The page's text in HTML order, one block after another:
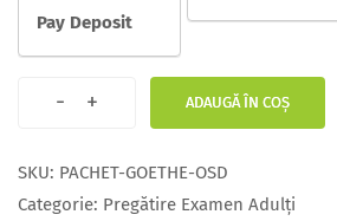
Pay Deposit
- + ADAUGĂ ÎN COȘ
SKU: PACHET-GOETHE-OSD
Categorie: Pregătire Examen Adulți